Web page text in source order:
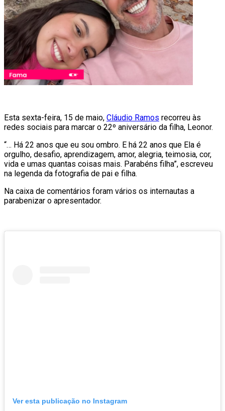
Esta sexta-feira, 15 de maio, Cláudio Ramos recorreu às
redes sociais para marcar o 22º aniversário da filha, Leonor.
“… Há 22 anos que eu sou ombro. E há 22 anos que Ela é
orgulho, desafio, aprendizagem, amor, alegria, teimosia, cor,
vida e umas quantas coisas mais. Parabéns filha”, escreveu
na legenda da fotografia de pai e filha.
Na caixa de comentários foram vários os internautas a
parabenizar o apresentador.
Ver esta publicação no Instagram